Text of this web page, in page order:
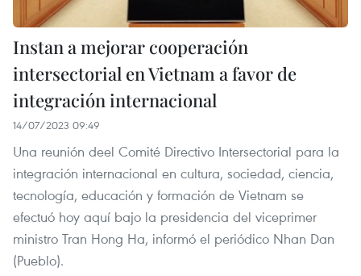
Instan a mejorar cooperación
intersectorial en Vietnam a favor de
integración internacional
14/07/2023 09:49
Una reunión deel Comité Directivo Intersectorial para la
integración internacional en cultura, sociedad, ciencia,
tecnología, educación y formación de Vietnam se
efectuó hoy aquí bajo la presidencia del viceprimer
ministro Tran Hong Ha, informó el periódico Nhan Dan
(Pueblo).